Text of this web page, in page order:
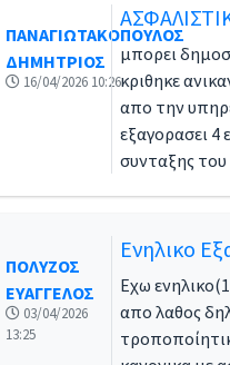
ΠΑΝΑΓΙΩΤΑΚΟΠΟΥΛΟΣ
ΔΗΜΗΤΡΙΟΣ
16/04/2026 10:26
μπορει
κριθηκε
απο την
εξαγορασει
συνταξης
ΠΟΛΥΖΟΣ
ΕΥΑΓΓΕΛΟΣ
03/04/2026
13:25
Ενηλικο
Εχω
απο λαθος